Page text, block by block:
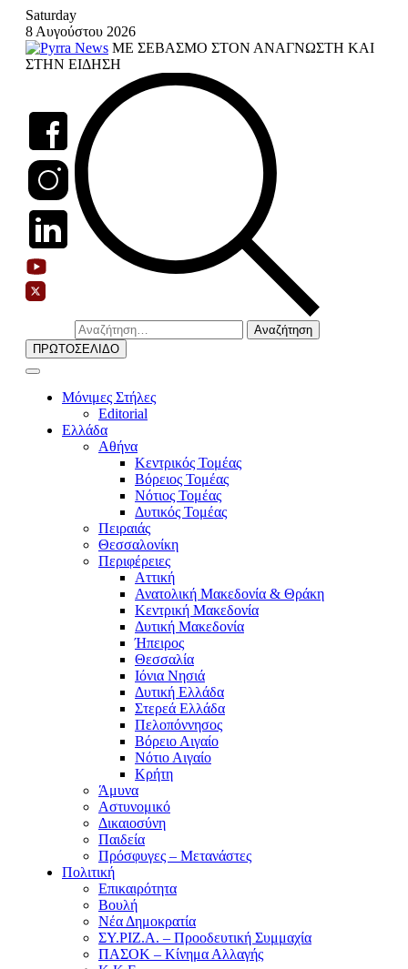
Skip
content
Saturday
8 Αυγούστου 2026
ΜΕ ΣΕΒΑΣΜΟ ΣΤΟΝ ΑΝΑΓΝΩΣΤΗ ΚΑΙ
ΣΤΗΝ ΕΙΔΗΣΗ
Αναζήτηση
για:
ΠΡΩΤΟΣΕΛΙΔΟ
Μόνιμες Στήλες
Editorial
Ελλάδα
Αθήνα
Κεντρικός Τομέας
Βόρειος Τομέας
Νότιος Τομέας
Δυτικός Τομέας
Πειραιάς
Θεσσαλονίκη
Περιφέρειες
Αττική
Ανατολική Μακεδονία & Θράκη
Κεντρική Μακεδονία
Δυτική Μακεδονία
Ήπειρος
Θεσσαλία
Ιόνια Νησιά
Δυτική Ελλάδα
Στερεά Ελλάδα
Πελοπόννησος
Βόρειο Αιγαίο
Νότιο Αιγαίο
Κρήτη
Άμυνα
Αστυνομικό
Δικαιοσύνη
Παιδεία
Πρόσφυγες – Μετανάστες
Πολιτική
Επικαιρότητα
Βουλή
Νέα Δημοκρατία
ΣΥ.ΡΙΖ.Α. – Προοδευτική Συμμαχία
ΠΑΣΟΚ – Κίνημα Αλλαγής